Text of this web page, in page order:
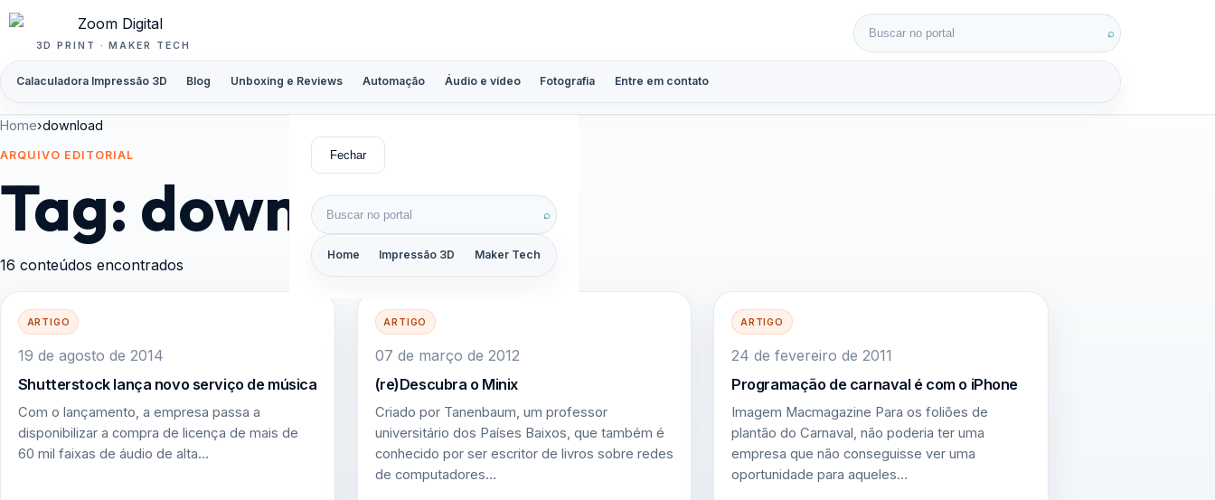
Pular para o conteúdo
3D PRINT · MAKER TECH
Calaculadora Impressão 3D Blog Unboxing e Reviews Automação Áudio e vídeo Fotografia Entre em contato
Buscar por: ⌕
Fechar
Buscar por: ⌕
Home Impressão 3D Maker Tech
Home›download
ARQUIVO EDITORIAL
Tag: download
16 conteúdos encontrados
ARTIGO
19 de agosto de 2014
Shutterstock lança novo serviço de música
Com o lançamento, a empresa passa a
disponibilizar a compra de licença de mais de
60 mil faixas de áudio de alta…
ARTIGO
07 de março de 2012
(re)Descubra o Minix
Criado por Tanenbaum, um professor
universitário dos Países Baixos, que também é
conhecido por ser escritor de livros sobre redes
de computadores…
ARTIGO
24 de fevereiro de 2011
Programação de carnaval é com o iPhone
Imagem Macmagazine Para os foliões de
plantão do Carnaval, não poderia ter uma
empresa que não conseguisse ver uma
oportunidade para aqueles…